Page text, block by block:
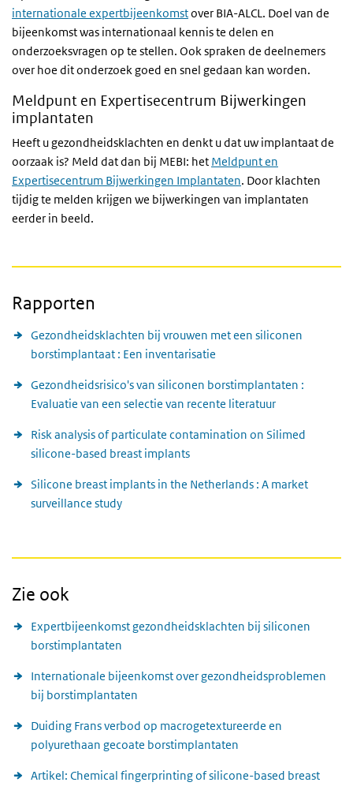
internationale expertbijeenkomstover BIA-ALCL. Doel van de
bijeenkomst was internationaal kennis te delen en
onderzoeksvragen op te stellen. Ook spraken de deelnemers
over hoe dit onderzoek goed en snel gedaan kan worden.
Meldpunt en Expertisecentrum Bijwerkingen
implantaten
Heeft u gezondheidsklachten en denkt u dat uw implantaat de
oorzaak is? Meld dat dan bij MEBI: het Meldpunt en
Expertisecentrum Bijwerkingen Implantaten. Door klachten
tijdig te melden krijgen we bijwerkingen van implantaten
eerder in beeld.
Rapporten
Gezondheidsklachten bij vrouwen met een siliconen
borstimplantaat : Een inventarisatie
Gezondheidsrisico's van siliconen borstimplantaten :
Evaluatie van een selectie van recente literatuur
Risk analysis of particulate contamination on Silimed
silicone-based breast implants
Silicone breast implants in the Netherlands : A market
surveillance study
Zie ook
Expertbijeenkomst gezondheidsklachten bij siliconen
borstimplantaten
Internationale bijeenkomst over gezondheidsproblemen
bij borstimplantaten
Duiding Frans verbod op macrogetextureerde en
polyurethaan gecoate borstimplantaten
Artikel: Chemical fingerprinting of silicone-based breast